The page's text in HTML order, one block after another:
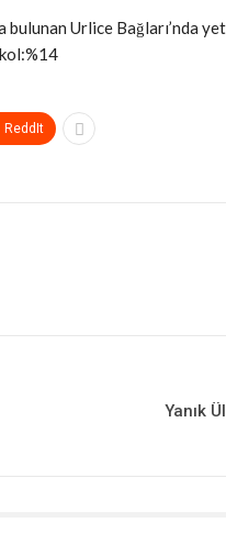
bulunan Urlice Bağları’nda
ReddIt
Yanık